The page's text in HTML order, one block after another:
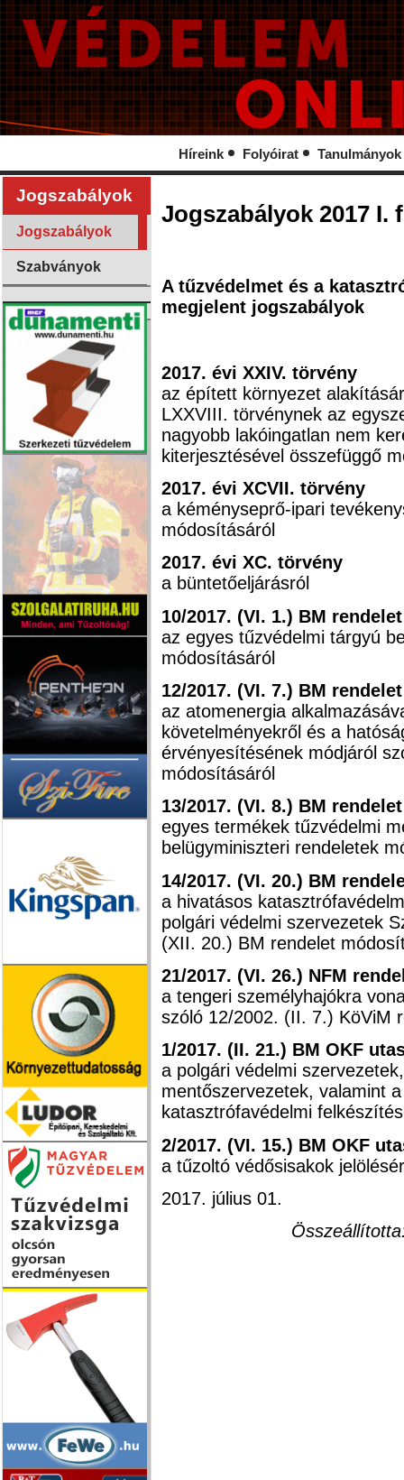
Híreink Folyóirat Tanulmányok
Jogszabályok
Jogszabályok
Szabványok
Jogszabályok 2017 I.
A tűzvédelmet és a
megjelent jogszabályok
2017. évi XXIV. törvény
az épített környezet
LXXVIII. törvénynek az
nagyobb lakóingatlan nem
kiterjesztésével összefüggő
2017. évi XCVII. törvény
a kéményseprő-ipari
módosításáról
2017. évi XC. törvény
a büntetőeljárásról
10/2017. (VI. 1.) BM
az egyes tűzvédelmi tárgyú
módosításáról
12/2017. (VI. 7.) BM
az atomenergia
követelményekről és a
érvényesítésének módjáról
módosításáról
13/2017. (VI. 8.) BM
egyes termékek tűzvédelmi
belügyminiszteri rendeletek
14/2017. (VI. 20.) BM
a hivatásos
polgári védelmi szervezetek
(XII. 20.) BM rendelet
21/2017. (VI. 26.) NFM
a tengeri személyhajókra
szóló 12/2002. (II. 7.) KöViM
1/2017. (II. 21.) BM OKF
a polgári védelmi
mentőszervezetek, valamint
katasztrófavédelmi
2/2017. (VI. 15.) BM OKF
a tűzoltó védősisakok
2017. július 01.